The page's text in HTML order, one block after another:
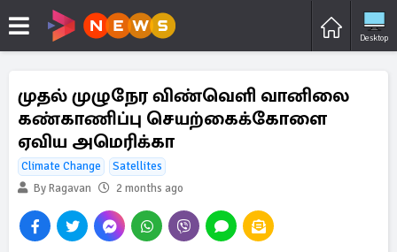
Desktop
முதல் முழுநேர விண்வெளி வானிலை
கண்காணிப்பு செயற்கைக்கோளை
ஏவிய அமெரிக்கா
Climate Change
Satellites
By Ragavan
2 months ago